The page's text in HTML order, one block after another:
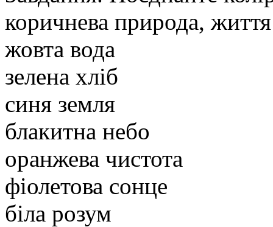
коричнева природа, життя
жовта вода
зелена хліб
синя земля
блакитна небо
оранжева чистота
фіолетова сонце
біла розум